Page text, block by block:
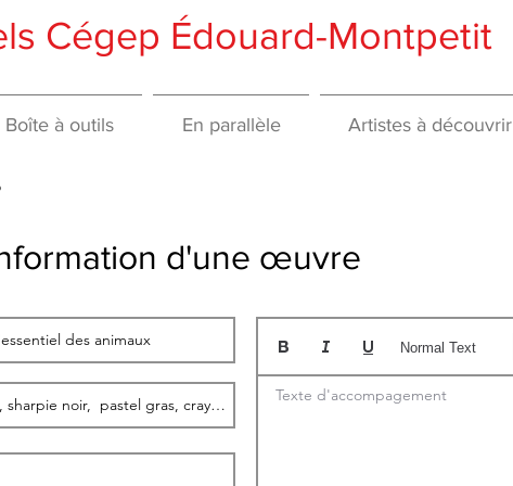
Cégep Édouard-Montpetit
Boîte à outils En parallèle Artistes à découvrir
Texte d'accompagement
Normal Text
d'une œuvre